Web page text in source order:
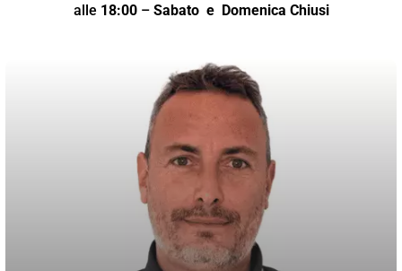
alle 18:00– Sabato e Domenica Chiusi